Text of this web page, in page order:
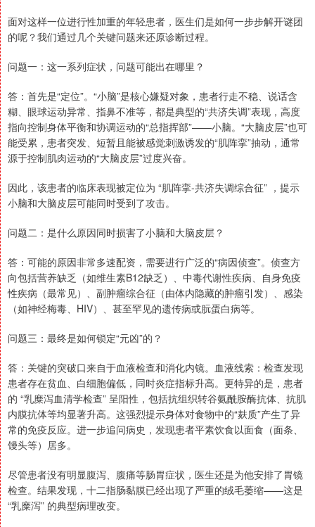
面对这样一位进行性加重的年轻患者，医生们是如何一步步解开谜团
的呢？我们通过几个关键问题来还原诊断过程。
问题一：这一系列症状，问题可能出在哪里？
答：首先是“定位”。“小脑”是核心嫌疑对象，患者行走不稳、说话含
糊、眼球运动异常、指鼻不准等，都是典型的“共济失调”表现，高度
指向控制身体平衡和协调运动的“总指挥部”——小脑。“大脑皮层”也可
能受累，患者突发、短暂且能被感觉刺激诱发的“肌阵挛”抽动，通常
源于控制肌肉运动的“大脑皮层”过度兴奋。
因此，该患者的临床表现被定位为 “肌阵挛-共济失调综合征” ，提示
小脑和大脑皮层可能同时受到了攻击。
问题二：是什么原因同时损害了小脑和大脑皮层？
答：可能的原因非常多速配资，需要进行广泛的“病因侦查”。侦查方
向包括营养缺乏（如维生素B12缺乏）、中毒代谢性疾病、自身免疫
性疾病（最常见）、副肿瘤综合征（由体内隐藏的肿瘤引发）、感染
（如神经梅毒、HIV）、甚至罕见的遗传病或朊蛋白病等。
问题三：最终是如何锁定“元凶”的？
答：关键的突破口来自于血液检查和消化内镜。血液线索：检查发现
患者存在贫血、白细胞偏低，同时炎症指标升高。更特异的是，患者
的 “乳糜泻血清学检查” 呈阳性，包括抗组织转谷氨酰胺酶抗体、抗肌
内膜抗体等均显著升高。这强烈提示身体对食物中的“麸质”产生了异
常的免疫反应。进一步追问病史，发现患者平素饮食以面食（面条、
馒头等）居多。
尽管患者没有明显腹泻、腹痛等肠胃症状，医生还是为他安排了胃镜
检查。结果发现，十二指肠黏膜已经出现了严重的绒毛萎缩——这是
“乳糜泻” 的典型病理改变。